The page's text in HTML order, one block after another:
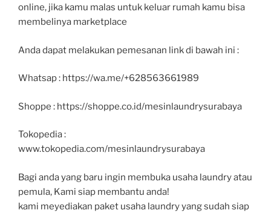
online, jika kamu malas untuk keluar rumah kamu bisa
membelinya marketplace
Anda dapat melakukan pemesanan link di bawah ini :
Whatsap : https://wa.me/+628563661989
Shoppe : https://shoppe.co.id/mesinlaundrysurabaya
Tokopedia :
www.tokopedia.com/mesinlaundrysurabaya
Bagi anda yang baru ingin membuka usaha laundry atau
pemula, Kami siap membantu anda!
kami meyediakan paket usaha laundry yang sudah siap